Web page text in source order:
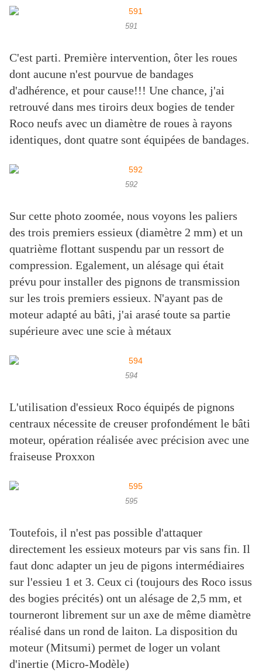
591
C'est parti. Première intervention, ôter les roues
dont aucune n'est pourvue de bandages
d'adhérence, et pour cause!!! Une chance, j'ai
retrouvé dans mes tiroirs deux bogies de tender
Roco neufs avec un diamètre de roues à rayons
identiques, dont quatre sont équipées de bandages.
592
Sur cette photo zoomée, nous voyons les paliers
des trois premiers essieux (diamètre 2 mm) et un
quatrième flottant suspendu par un ressort de
compression. Egalement, un alésage qui était
prévu pour installer des pignons de transmission
sur les trois premiers essieux. N'ayant pas de
moteur adapté au bâti, j'ai arasé toute sa partie
supérieure avec une scie à métaux
594
L'utilisation d'essieux Roco équipés de pignons
centraux nécessite de creuser profondément le bâti
moteur, opération réalisée avec précision avec une
fraiseuse Proxxon
595
Toutefois, il n'est pas possible d'attaquer
directement les essieux moteurs par vis sans fin. Il
faut donc adapter un jeu de pigons intermédiaires
sur l'essieu 1 et 3. Ceux ci (toujours des Roco issus
des bogies précités) ont un alésage de 2,5 mm, et
tourneront librement sur un axe de même diamètre
réalisé dans un rond de laiton. La disposition du
moteur (Mitsumi) permet de loger un volant
d'inertie (Micro-Modèle)